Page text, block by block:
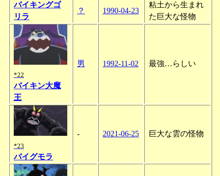
バイキングゴ
リラ
？ 1990-04-23
粘土から生まれ
た巨大な怪物
*22
バイキン大魔
王
男 1992-11-02 最強…らしい
*23
バイグモラ
- 2021-06-25 巨大な雲の怪物